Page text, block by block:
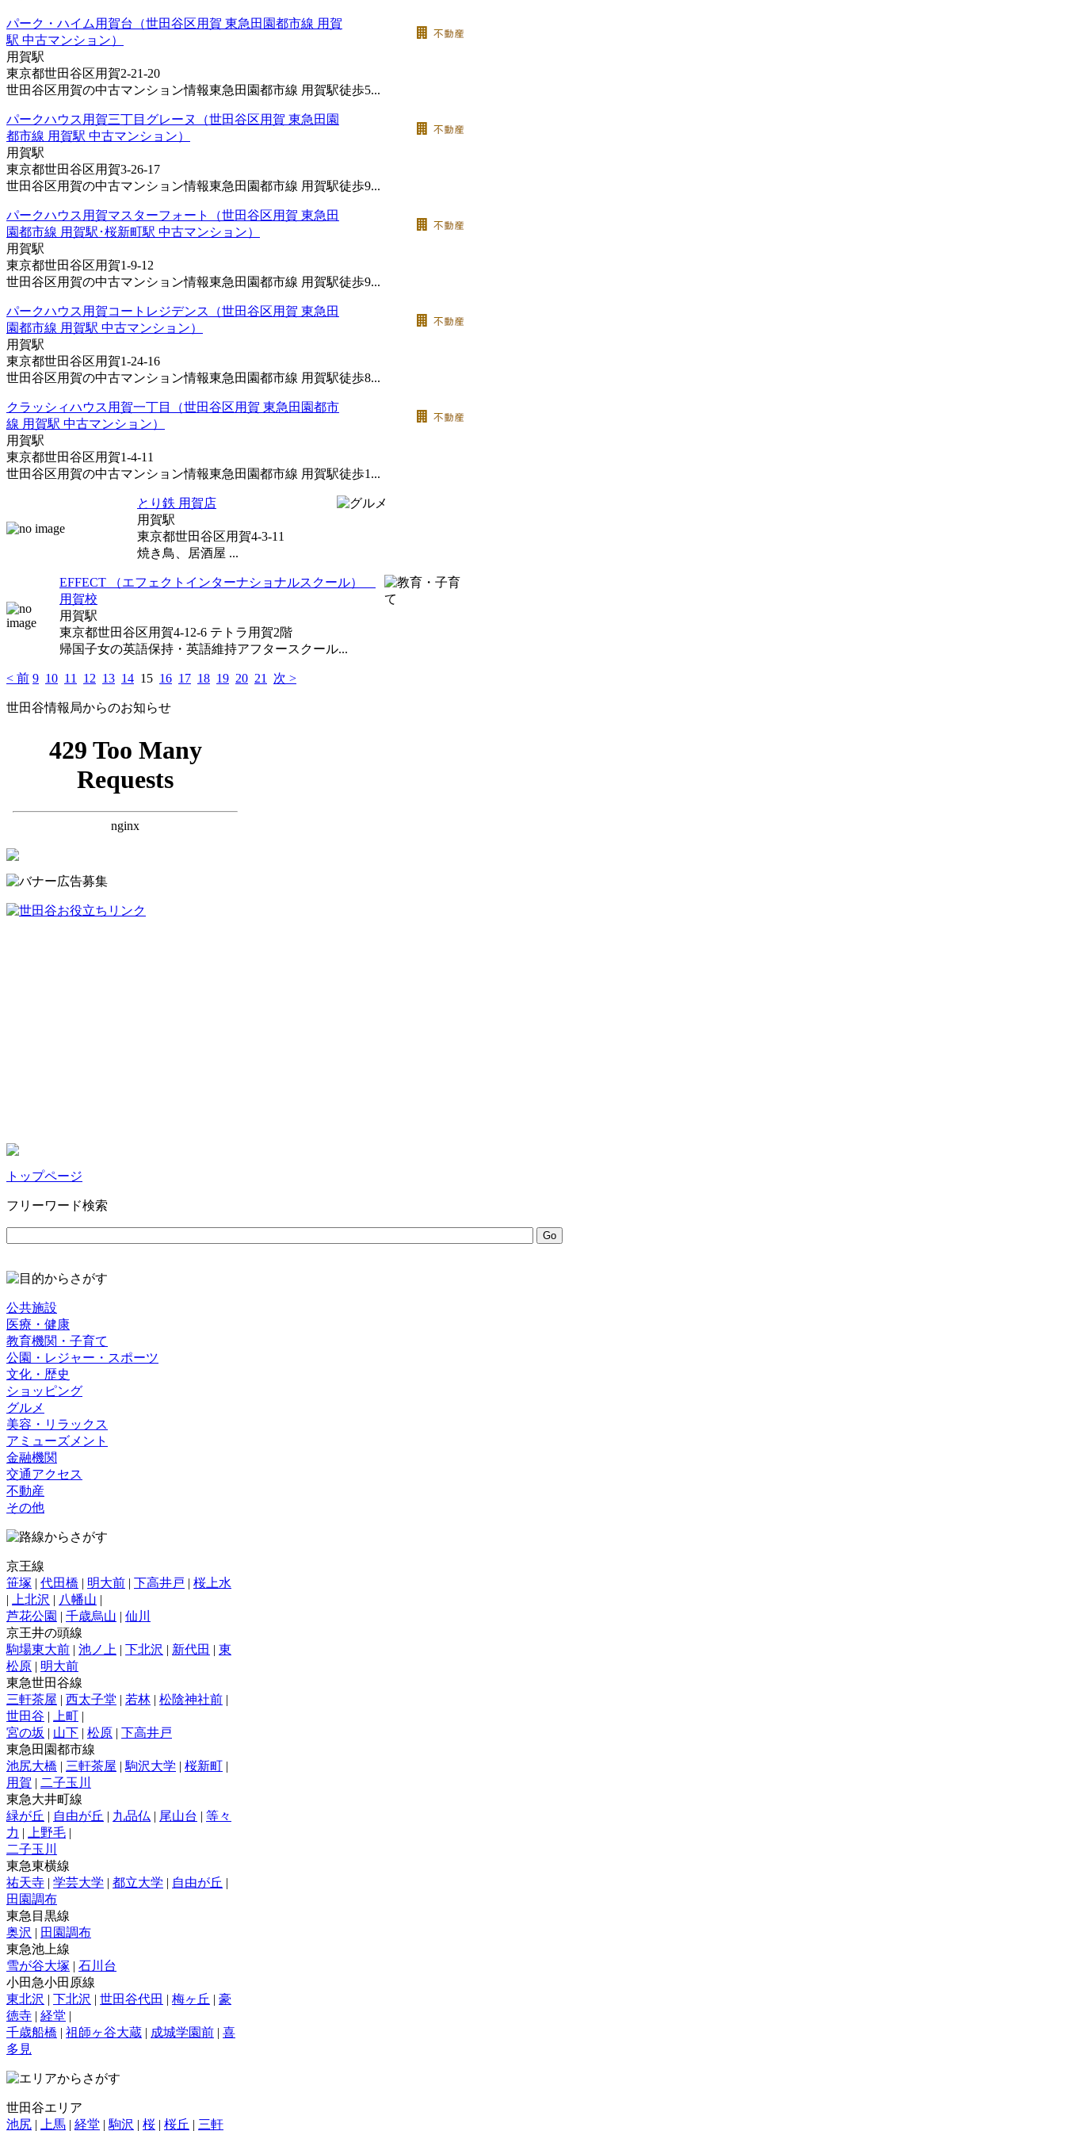
パーク・ハイム用賀台（世田谷区用賀 東急田園都市線 用賀
駅 中古マンション）
用賀駅
東京都世田谷区用賀2-21-20
世田谷区用賀の中古マンション情報東急田園都市線 用賀駅徒歩5...
パークハウス用賀三丁目グレーヌ（世田谷区用賀 東急田園
都市線 用賀駅 中古マンション）
用賀駅
東京都世田谷区用賀3-26-17
世田谷区用賀の中古マンション情報東急田園都市線 用賀駅徒歩9...
パークハウス用賀マスターフォート（世田谷区用賀 東急田
園都市線 用賀駅･桜新町駅 中古マンション）
用賀駅
東京都世田谷区用賀1-9-12
世田谷区用賀の中古マンション情報東急田園都市線 用賀駅徒歩9...
パークハウス用賀コートレジデンス（世田谷区用賀 東急田
園都市線 用賀駅 中古マンション）
用賀駅
東京都世田谷区用賀1-24-16
世田谷区用賀の中古マンション情報東急田園都市線 用賀駅徒歩8...
クラッシィハウス用賀一丁目（世田谷区用賀 東急田園都市
線 用賀駅 中古マンション）
用賀駅
東京都世田谷区用賀1-4-11
世田谷区用賀の中古マンション情報東急田園都市線 用賀駅徒歩1...
とり鉄 用賀店
用賀駅
東京都世田谷区用賀4-3-11
焼き鳥、居酒屋 ...
EFFECT （エフェクトインターナショナルスクール）
用賀校
用賀駅
東京都世田谷区用賀4-12-6 テトラ用賀2階
帰国子女の英語保持・英語維持アフタースクール...
< 前 9 10 11 12 13 14 15 16 17 18 19 20 21 次 >
世田谷情報局からのお知らせ
トップページ
フリーワード検索
公共施設
医療・健康
教育機関・子育て
公園・レジャー・スポーツ
文化・歴史
ショッピング
グルメ
美容・リラックス
アミューズメント
金融機関
交通アクセス
不動産
その他
京王線
笹塚 | 代田橋 | 明大前 | 下高井戸 | 桜上水
|
上北沢 | 八幡山 |
芦花公園 | 千歳烏山 | 仙川
京王井の頭線
駒場東大前 | 池ノ上 | 下北沢 | 新代田 | 東
松原 | 明大前
東急世田谷線
三軒茶屋 | 西太子堂 | 若林 | 松陰神社前 |
世田谷 | 上町 |
宮の坂 | 山下 | 松原 | 下高井戸
東急田園都市線
池尻大橋 | 三軒茶屋 | 駒沢大学 | 桜新町 |
用賀 | 二子玉川
東急大井町線
緑が丘 | 自由が丘 | 九品仏 | 尾山台 | 等々
力 | 上野毛 |
二子玉川
東急東横線
祐天寺 | 学芸大学 | 都立大学 | 自由が丘 |
田園調布
東急目黒線
奥沢 | 田園調布
東急池上線
雪が谷大塚 | 石川台
小田急小田原線
東北沢 | 下北沢 | 世田谷代田 | 梅ヶ丘 | 豪
徳寺 | 経堂 |
千歳船橋 | 祖師ヶ谷大蔵 | 成城学園前 | 喜
多見
世田谷エリア
池尻 | 上馬 | 経堂 | 駒沢 | 桜 | 桜丘 | 三軒